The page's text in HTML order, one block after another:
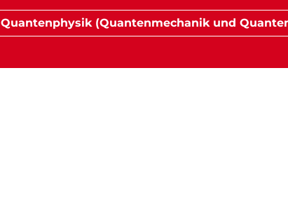
Quantenphysik (Quantenmechanik und